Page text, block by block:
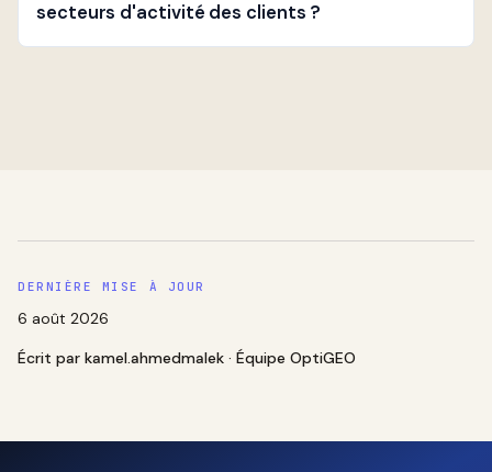
secteurs d'activité des clients ?
DERNIÈRE MISE À JOUR
6 août 2026
Écrit par kamel.ahmedmalek · Équipe OptiGEO